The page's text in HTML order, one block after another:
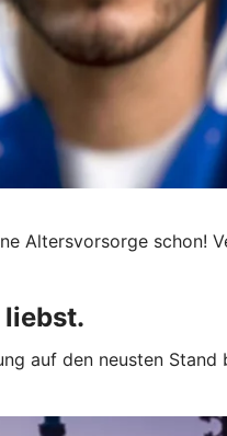
Altersvorsorge schon!
liebst.
auf den neusten